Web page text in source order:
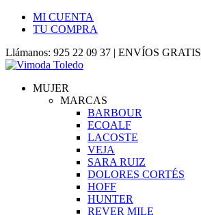
MI CUENTA
TU COMPRA
Llámanos: 925 22 09 37 | ENVÍOS GRATIS
MUJER
MARCAS
BARBOUR
ECOALF
LACOSTE
VEJA
SARA RUIZ
DOLORES CORTÉS
HOFF
HUNTER
REVER MILE